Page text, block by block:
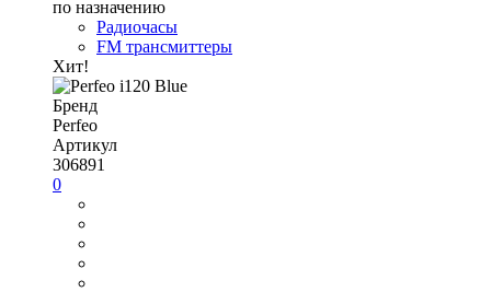
по назначению
Радиочасы
FM трансмиттеры
Хит!
Бренд
Perfeo
Артикул
306891
0